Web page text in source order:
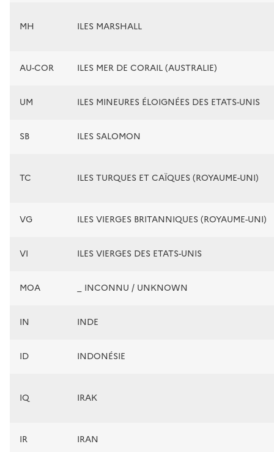
MH ILES MARSHALL
AU-COR ILES MER DE CORAIL (AUSTRALIE)
UM ILES MINEURES ÉLOIGNÉES DES ETATS-UNIS
SB ILES SALOMON
TC ILES TURQUES ET CAÏQUES (ROYAUME-UNI)
VG ILES VIERGES BRITANNIQUES (ROYAUME-UNI)
VI ILES VIERGES DES ETATS-UNIS
MOA _ INCONNU / UNKNOWN
IN INDE
ID INDONÉSIE
IQ IRAK
IR IRAN